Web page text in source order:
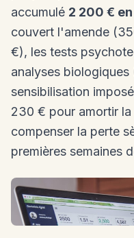
accumulé 2 200 €
couvert l'amende
€), les tests
analyses
sensibilisation
230 € pour amortir
compenser la perte
premières semaines